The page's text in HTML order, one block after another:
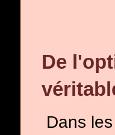
De
Dans